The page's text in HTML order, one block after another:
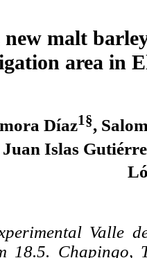
malt
area in
Díaz1§,
Juan Islas
Valle
18.5. Chapingo,